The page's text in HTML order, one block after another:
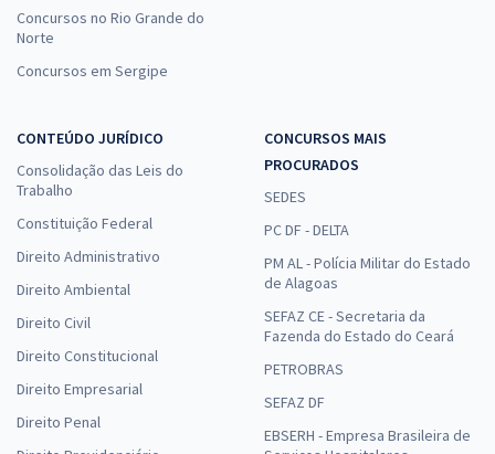
Concursos no Rio Grande do
Norte
Concursos em Sergipe
CONTEÚDO JURÍDICO
Consolidação das Leis do
Trabalho
Constituição Federal
Direito Administrativo
Direito Ambiental
Direito Civil
Direito Constitucional
Direito Empresarial
Direito Penal
CONCURSOS MAIS
PROCURADOS
SEDES
PC DF - DELTA
PM AL - Polícia Militar do Estado
de Alagoas
SEFAZ CE - Secretaria da
Fazenda do Estado do Ceará
PETROBRAS
SEFAZ DF
EBSERH - Empresa Brasileira de